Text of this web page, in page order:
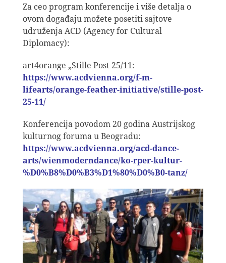
Za ceo program konferencije i više detalja o
ovom događaju možete posetiti sajtove
udruženja ACD (Agency for Cultural
Diplomacy):
art4orange „Stille Post 25/11:
https://www.acdvienna.org/f-m-
lifearts/orange-feather-initiative/stille-post-
25-11/
Konferencija povodom 20 godina Austrijskog
kulturnog foruma u Beogradu:
https://www.acdvienna.org/acd-dance-
arts/wienmoderndance/ko-rper-kultur-
%D0%B8%D0%B3%D1%80%D0%B0-tanz/